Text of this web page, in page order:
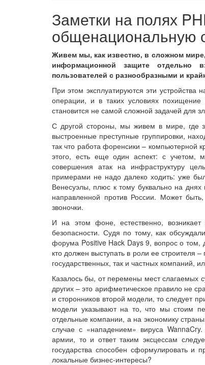
Заметки на полях
общенациональную
Живем мы, как известно, в сложном
информационной защите отдельно
пользователей с разнообразными и
При этом эксплуатируются эти
операции, и в таких условиях похищение
становится не самой сложной задачей для
С другой стороны, мы живем в мире, где
выстроенные преступные группировки,
так что работа форенсики – компьютерной
этого, есть еще один аспект: с учетом,
совершения атак на инфраструктуру
примерами не надо далеко ходить: уже
Венесуэлы, плюс к тому буквально на
направленной против России. Может
звоночки.
И на этом фоне, естественно,
безопасности. Судя по тому, как
форума Positive Hack Days 9, вопрос о том,
кто должен выступать в роли ее строителя
государственных, так и частных компаний,
Казалось бы, от перемены мест слагаемых
других – это арифметическое правило не
и сторонников второй модели, то следует
модели указывают на то, что мы стоим
отдельные компании, а на экономику
случае с «нападением» вируса
армии, то и ответ таким эксцессам
государства способен сформулировать и
локальные бизнес-интересы?